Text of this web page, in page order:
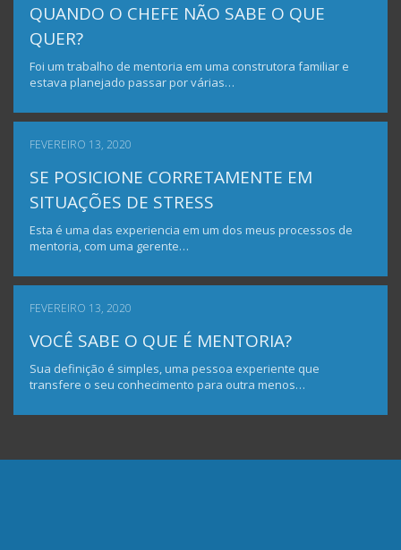
QUANDO O CHEFE NÃO SABE O QUE
QUER?
Foi um trabalho de mentoria em uma construtora familiar e
estava planejado passar por várias…
FEVEREIRO 13, 2020
SE POSICIONE CORRETAMENTE EM
SITUAÇÕES DE STRESS
Esta é uma das experiencia em um dos meus processos de
mentoria, com uma gerente…
FEVEREIRO 13, 2020
VOCÊ SABE O QUE É MENTORIA?
Sua definição é simples, uma pessoa experiente que
transfere o seu conhecimento para outra menos…